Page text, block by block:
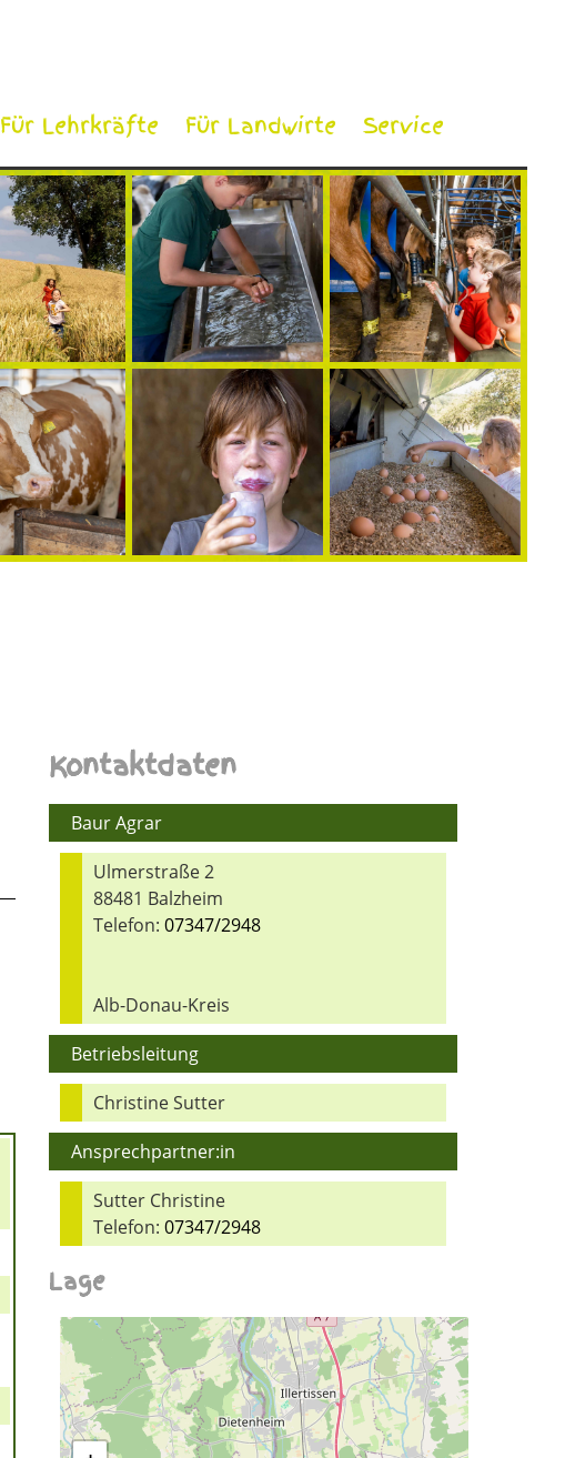
Für Lehrkräfte Für Landwirte Service
Kontaktdaten
Baur Agrar
Ulmerstraße 2
88481 Balzheim
Telefon:07347/2948
Alb-Donau-Kreis
Betriebsleitung
Christine Sutter
Ansprechpartner:in
Sutter Christine
Telefon:07347/2948
Lage